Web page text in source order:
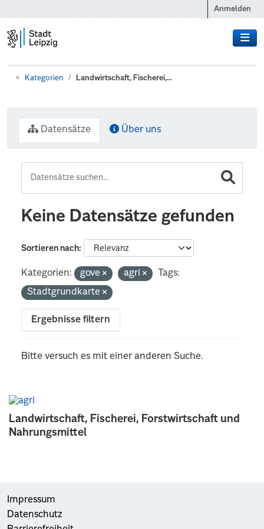
Anmelden
Kategorien Landwirtschaft, Fischerei,...
Landwirtschaft, Fischerei, Forstwirtschaft und
Nahrungsmittel
Datensätze Über uns
Keine Datensätze gefunden
Sortieren nach
Kategorien: gove agri
Tags:
Stadtgrundkarte
Ergebnisse filtern
Bitte versuch es mit einer anderen Suche.
Impressum
Datenschutz